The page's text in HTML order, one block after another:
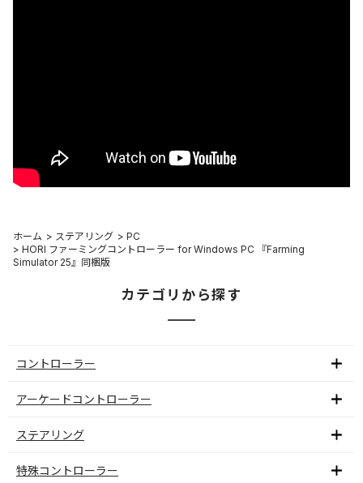
ホーム > ステアリング > PC
> HORI ファーミングコントローラー for Windows PC 『Farming
Simulator 25』同梱版
カテゴリから探す
コントローラー
アーケードコントローラー
ステアリング
特殊コントローラー